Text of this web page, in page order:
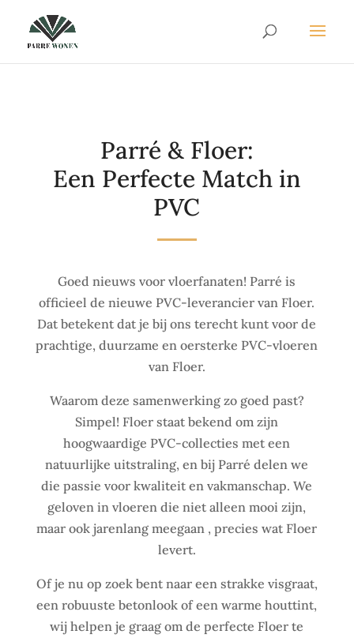
Parré & Floer:
Een Perfecte Match in
PVC
Goed nieuws voor vloerfanaten! Parré is
officieel de nieuwe PVC-leverancier van Floer.
Dat betekent dat je bij ons terecht kunt voor de
prachtige, duurzame en oersterke PVC-vloeren
van Floer.
Waarom deze samenwerking zo goed past?
Simpel! Floer staat bekend om zijn
hoogwaardige PVC-collecties met een
natuurlijke uitstraling, en bij Parré delen we
die passie voor kwaliteit en vakmanschap. We
geloven in vloeren die niet alleen mooi zijn,
maar ook jarenlang meegaan , precies wat Floer
levert.
Of je nu op zoek bent naar een strakke visgraat,
een robuuste betonlook of een warme houttint,
wij helpen je graag om de perfecte Floer te